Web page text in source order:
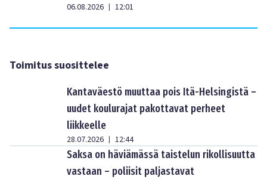
06.08.2026 | 12:01
Toimitus suosittelee
Kantaväestö muuttaa pois Itä-Helsingistä –
uudet koulurajat pakottavat perheet
liikkeelle
28.07.2026 | 12:44
Saksa on häviämässä taistelun rikollisuutta
vastaan – poliisit paljastavat